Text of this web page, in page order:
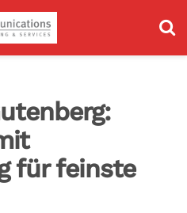
für feinste